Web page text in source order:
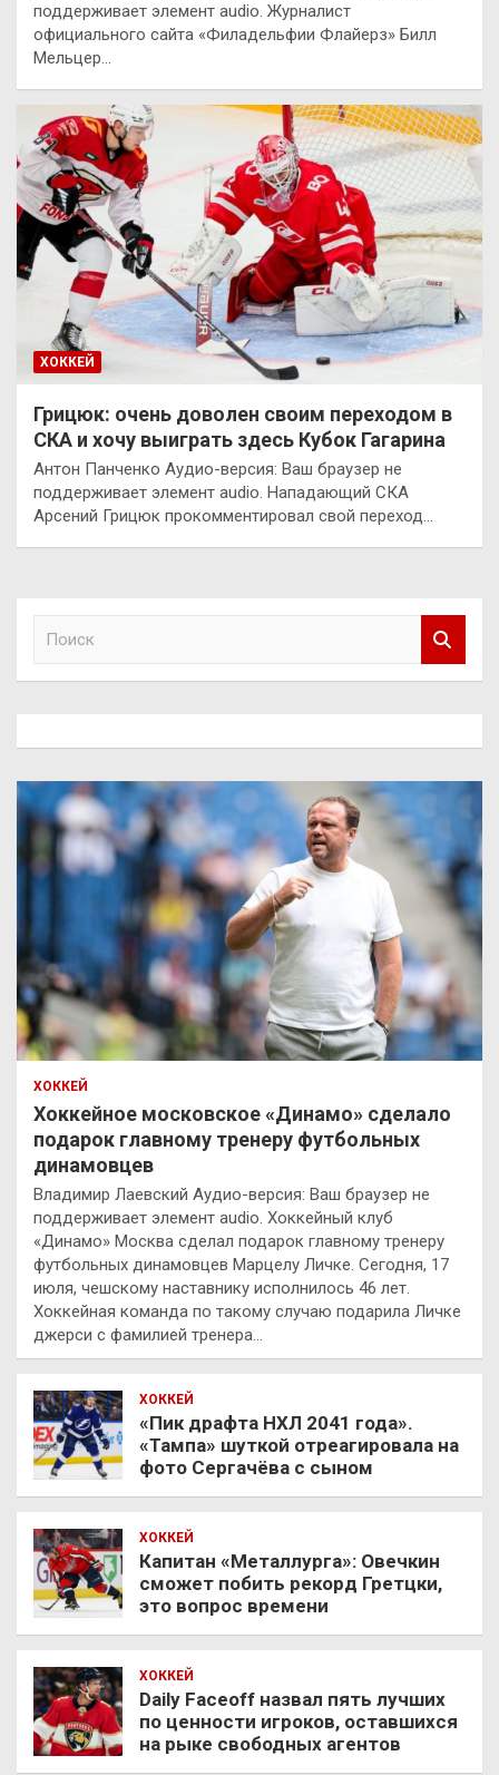
поддерживает элемент audio. Журналист
официального сайта «Филадельфии Флайерз» Билл
Мельцер…
ХОККЕЙ
Грицюк: очень доволен своим переходом в
СКА и хочу выиграть здесь Кубок Гагарина
Антон Панченко Аудио-версия: Ваш браузер не
поддерживает элемент audio. Нападающий СКА
Арсений Грицюк прокомментировал свой переход…
ХОККЕЙ
Хоккейное московское «Динамо» сделало
подарок главному тренеру футбольных
динамовцев
Владимир Лаевский Аудио-версия: Ваш браузер не
поддерживает элемент audio. Хоккейный клуб
«Динамо» Москва сделал подарок главному тренеру
футбольных динамовцев Марцелу Личке. Сегодня, 17
июля, чешскому наставнику исполнилось 46 лет.
Хоккейная команда по такому случаю подарила Личке
джерси с фамилией тренера…
ХОККЕЙ
«Пик драфта НХЛ 2041 года».
«Тампа» шуткой отреагировала на
фото Сергачёва с сыном
ХОККЕЙ
Капитан «Металлурга»: Овечкин
сможет побить рекорд Гретцки,
это вопрос времени
ХОККЕЙ
Daily Faceoff назвал пять лучших
по ценности игроков, оставшихся
на рыке свободных агентов